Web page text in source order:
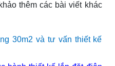
thêm các bài viết khác
30m2 và tư vấn thiết kế